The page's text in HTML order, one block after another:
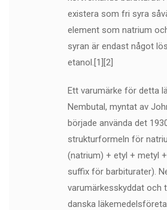
existera som fri syra
element som natrium
syran är endast något
etanol.[1][2]
Ett varumärke för detta
Nembutal, myntat av
började använda det
strukturformeln för
(natrium) + etyl + metyl
suffix för barbiturater).
varumärkesskyddat och
danska